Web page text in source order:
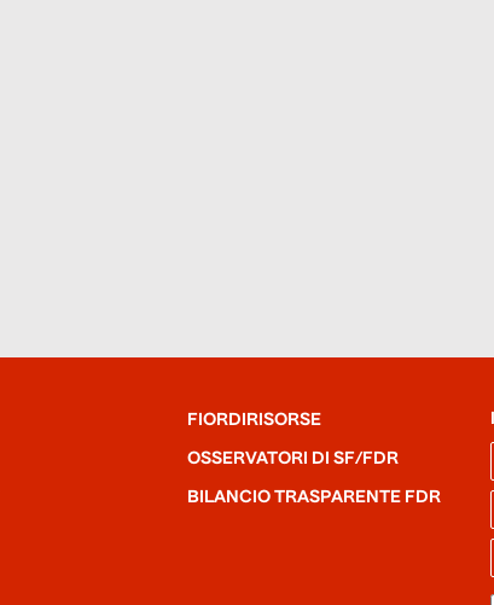
FIORDIRISORSE
OSSERVATORI DI SF/FDR
BILANCIO TRASPARENTE FDR